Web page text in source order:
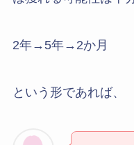
2年→5年→2か月
という形であれば、